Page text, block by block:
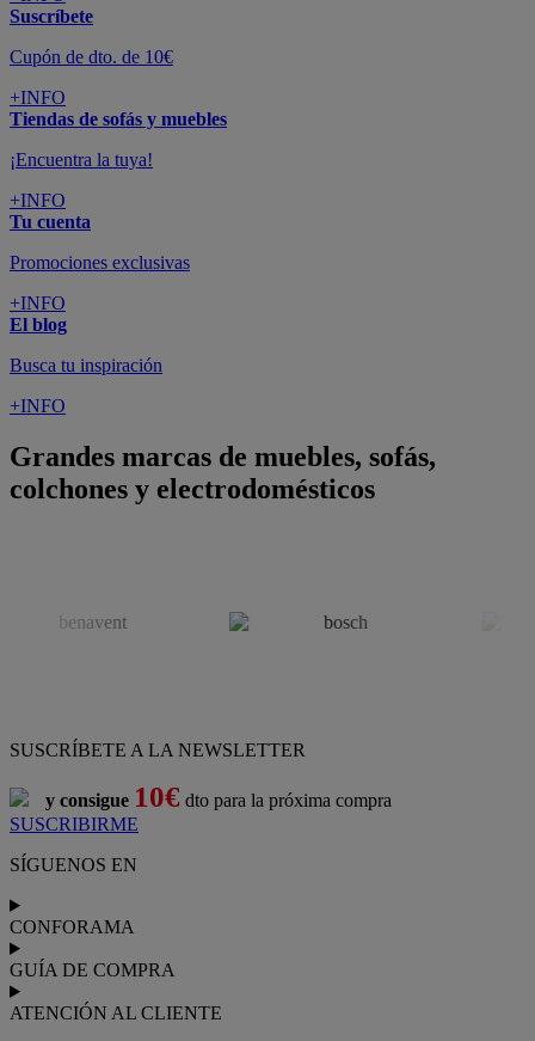
Suscríbete
Cupón de dto. de 10€
+INFO
Tiendas de sofás y muebles
¡Encuentra la tuya!
+INFO
Tu cuenta
Promociones exclusivas
+INFO
El blog
Busca tu inspiración
+INFO
Grandes marcas de muebles, sofás,
colchones y electrodomésticos
SUSCRÍBETE A LA NEWSLETTER
y consigue 10€ dto para la próxima compra
SUSCRIBIRME
SÍGUENOS EN
CONFORAMA
GUÍA DE COMPRA
ATENCIÓN AL CLIENTE